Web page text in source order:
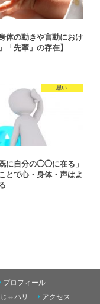
体の動きや言動におけ
「先輩」の存在】
思い
既に自分の◯◯に在る」
とで心・身体・声はよ
プロフィール
⇔ハリ アクセス